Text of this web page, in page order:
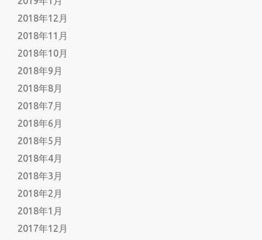
2018年12月
2018年11月
2018年10月
2018年9月
2018年8月
2018年7月
2018年6月
2018年5月
2018年4月
2018年3月
2018年2月
2018年1月
2017年12月